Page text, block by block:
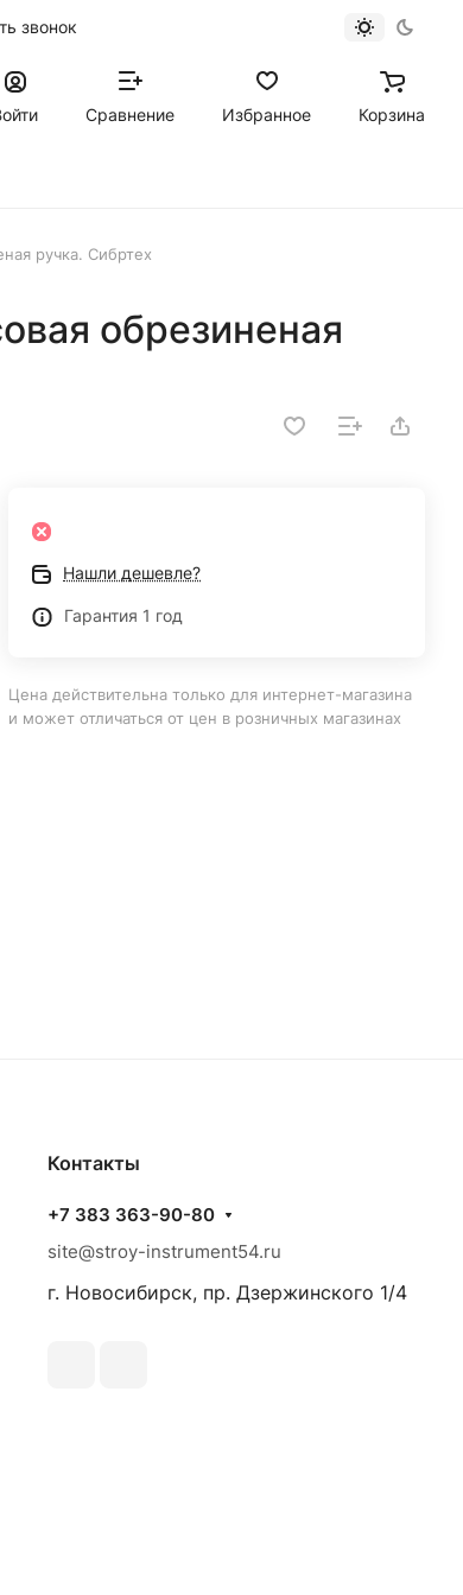
звонок
Сравнение Избранное Корзина
ручка. Сибртех
обрезиненая
Нашли дешевле?
Гарантия 1 год
Цена действительна только для интернет-магазина
и может отличаться от цен в розничных магазинах
Контакты
+7 383 363-90-80
site@stroy-instrument54.ru
г. Новосибирск, пр. Дзержинского 1/4